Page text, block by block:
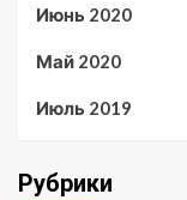
Июнь 2020
Май 2020
Июль 2019
Рубрики